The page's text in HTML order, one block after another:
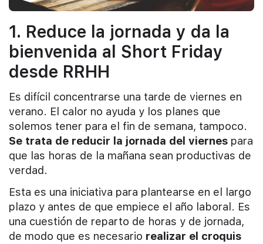
1. Reduce la jornada y da la
bienvenida al Short Friday
desde RRHH
Es difícil concentrarse una tarde de viernes en
verano. El calor no ayuda y los planes que
solemos tener para el fin de semana, tampoco.
Se trata de reducir la jornada del viernes para
que las horas de la mañana sean productivas de
verdad.
Esta es una iniciativa para plantearse en el largo
plazo y antes de que empiece el año laboral. Es
una cuestión de reparto de horas y de jornada,
de modo que es necesario realizar el croquis